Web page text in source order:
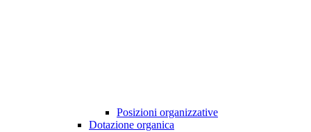
Posizioni organizzative
Dotazione organica